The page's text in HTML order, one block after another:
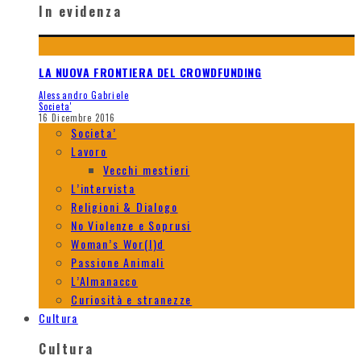
In evidenza
LA NUOVA FRONTIERA DEL CROWDFUNDING
Alessandro Gabriele
Societa'
16 Dicembre 2016
Societa’
Lavoro
Vecchi mestieri
L’intervista
Religioni & Dialogo
No Violenze e Soprusi
Woman’s Wor(l)d
Passione Animali
L’Almanacco
Curiosità e stranezze
Cultura
Cultura